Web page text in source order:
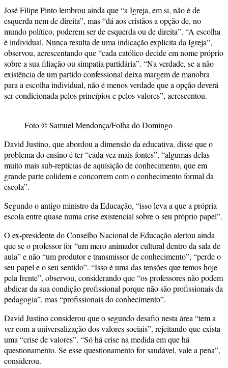
José Filipe Pinto lembrou ainda que “a Igreja, em si, não é de
esquerda nem de direita”, mas “dá aos cristãos a opção de, no
mundo político, poderem ser de esquerda ou de direita”. “A escolha
é individual. Nunca resulta de uma indicação explícita da Igreja”,
observou, acrescentando que “cada católico decide em nome próprio
sobre a sua filiação ou simpatia partidária”. “Na verdade, se a não
existência de um partido confessional deixa margem de manobra
para a escolha individual, não é menos verdade que a opção deverá
ser condicionada pelos princípios e pelos valores”, acrescentou.
Foto © Samuel Mendonça/Folha do Domingo
David Justino, que abordou a dimensão da educativa, disse que o
problema do ensino é ter “cada vez mais fontes”, “algumas delas
muito mais sub-reptícias de aquisição de conhecimento, que em
grande parte colidem e concorrem com o conhecimento formal da
escola”.
Segundo o antigo ministro da Educação, “isso leva a que a própria
escola entre quase numa crise existencial sobre o seu próprio papel”.
O ex-presidente do Conselho Nacional de Educação alertou ainda
que se o professor for “um mero animador cultural dentro da sala de
aula” e não “um produtor e transmissor de conhecimento”, “perde o
seu papel e o seu sentido”. “Isso é uma das tensões que temos hoje
pela frente”, observou, considerando que “os professores não podem
abdicar da sua condição profissional porque não são profissionais da
pedagogia”, mas “profissionais do conhecimento”.
David Justino considerou que o segundo desafio nesta área “tem a
ver com a universalização dos valores sociais”, rejeitando que exista
uma “crise de valores”. “Só há crise na medida em que há
questionamento. Se esse questionamento for saudável, vale a pena”,
considerou.